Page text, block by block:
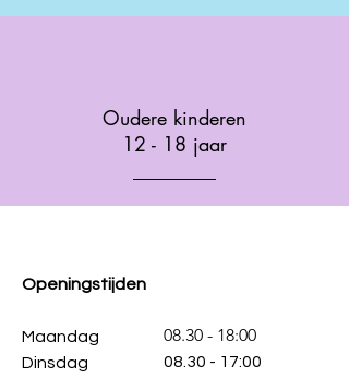
Oudere kinderen
12 - 18 jaar
Openingstijden
Maandag
Dinsdag
08.30 - 18:00
08.30 - 17:00